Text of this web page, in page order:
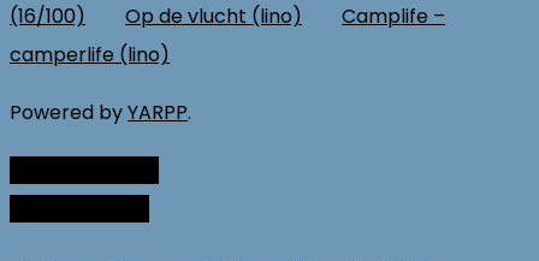
(16/100)
Op de vlucht (lino)
Camplife –
camperlife (lino)
Powered byYARPP.
Post